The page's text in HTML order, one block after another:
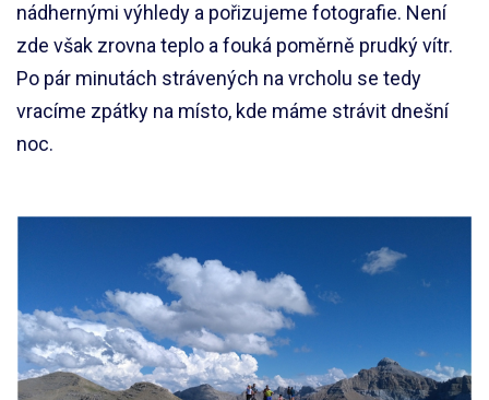
nádhernými výhledy a pořizujeme fotografie. Není
zde však zrovna teplo a fouká poměrně prudký vítr.
Po pár minutách strávených na vrcholu se tedy
vracíme zpátky na místo, kde máme strávit dnešní
noc.